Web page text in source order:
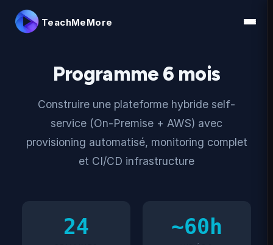
TeachMeMore
Programme 6 mois
Construire une plateforme hybride self-
service (On-Premise + AWS) avec
provisioning automatisé, monitoring complet
et CI/CD infrastructure
24 ~60h